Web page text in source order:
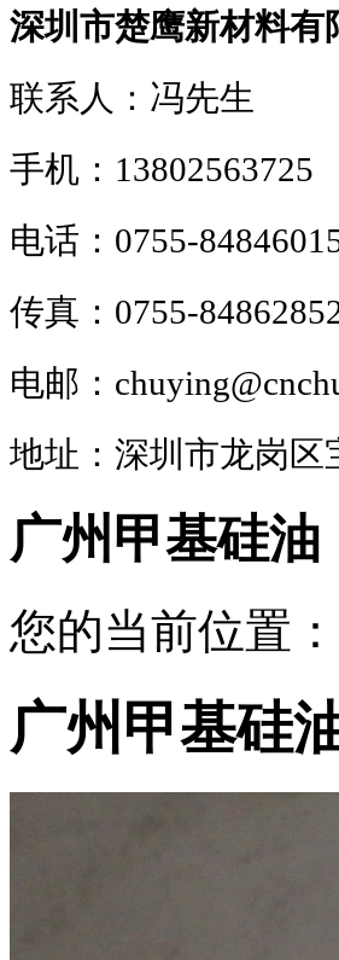
深圳市楚鹰新材料有
联系人：冯先生
手机：13802563725
电话：0755-
传真：0755-
电邮：
地址：深圳市龙岗区
广州甲基硅油
您的当前位置：
广州甲基硅